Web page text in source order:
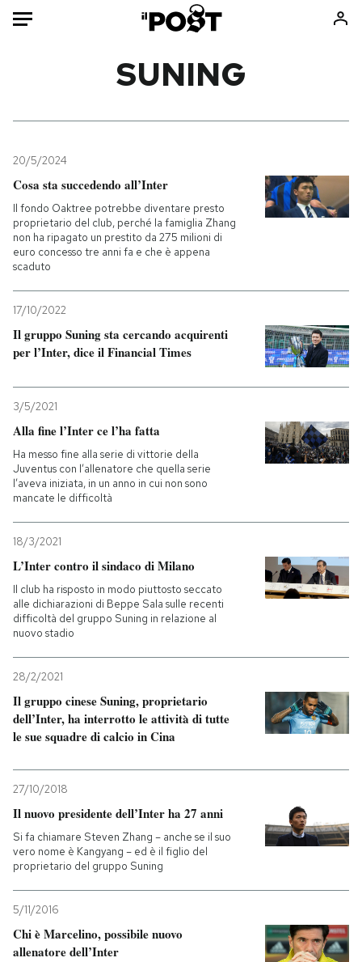
Mondo
Politica
Tecnologia
Internet
Scienza
Consumismi
Storie/Idee
Ok Boomer!
Media
Mondiali calcio 2026
NEWSLETTER
I MIEI PREFERITI
CALENDARIO
AREA PERSONALE
Entra
SUNING
20/5/2024
Cosa sta succedendo all’Inter
Il fondo Oaktree potrebbe diventare presto
proprietario del club, perché la famiglia Zhang
non ha ripagato un prestito da 275 milioni di
euro concesso tre anni fa e che è appena
scaduto
17/10/2022
Il gruppo Suning sta cercando acquirenti
per l’Inter, dice il Financial Times
3/5/2021
Alla fine l’Inter ce l’ha fatta
Ha messo fine alla serie di vittorie della
Juventus con l’allenatore che quella serie
l’aveva iniziata, in un anno in cui non sono
mancate le difficoltà
18/3/2021
L’Inter contro il sindaco di Milano
Il club ha risposto in modo piuttosto seccato
alle dichiarazioni di Beppe Sala sulle recenti
difficoltà del gruppo Suning in relazione al
nuovo stadio
28/2/2021
Il gruppo cinese Suning, proprietario
dell’Inter, ha interrotto le attività di tutte
le sue squadre di calcio in Cina
27/10/2018
Il nuovo presidente dell’Inter ha 27 anni
Si fa chiamare Steven Zhang – anche se il suo
vero nome è Kangyang – ed è il figlio del
proprietario del gruppo Suning
5/11/2016
Chi è Marcelino, possibile nuovo
allenatore dell’Inter